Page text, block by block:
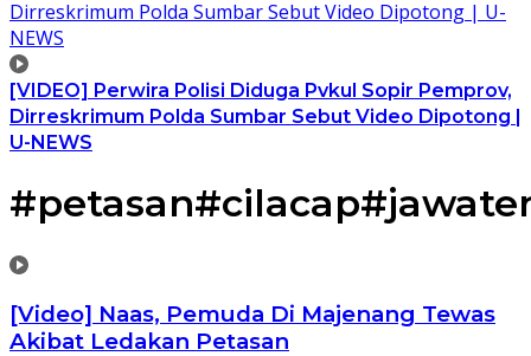
[VIDEO] Perwira Polisi Diduga Pvkul Sopir Pemprov,
Dirreskrimum Polda Sumbar Sebut Video Dipotong |
U-NEWS
[Video] Naas, Pemuda Di Majenang Tewas
Akibat Ledakan Petasan